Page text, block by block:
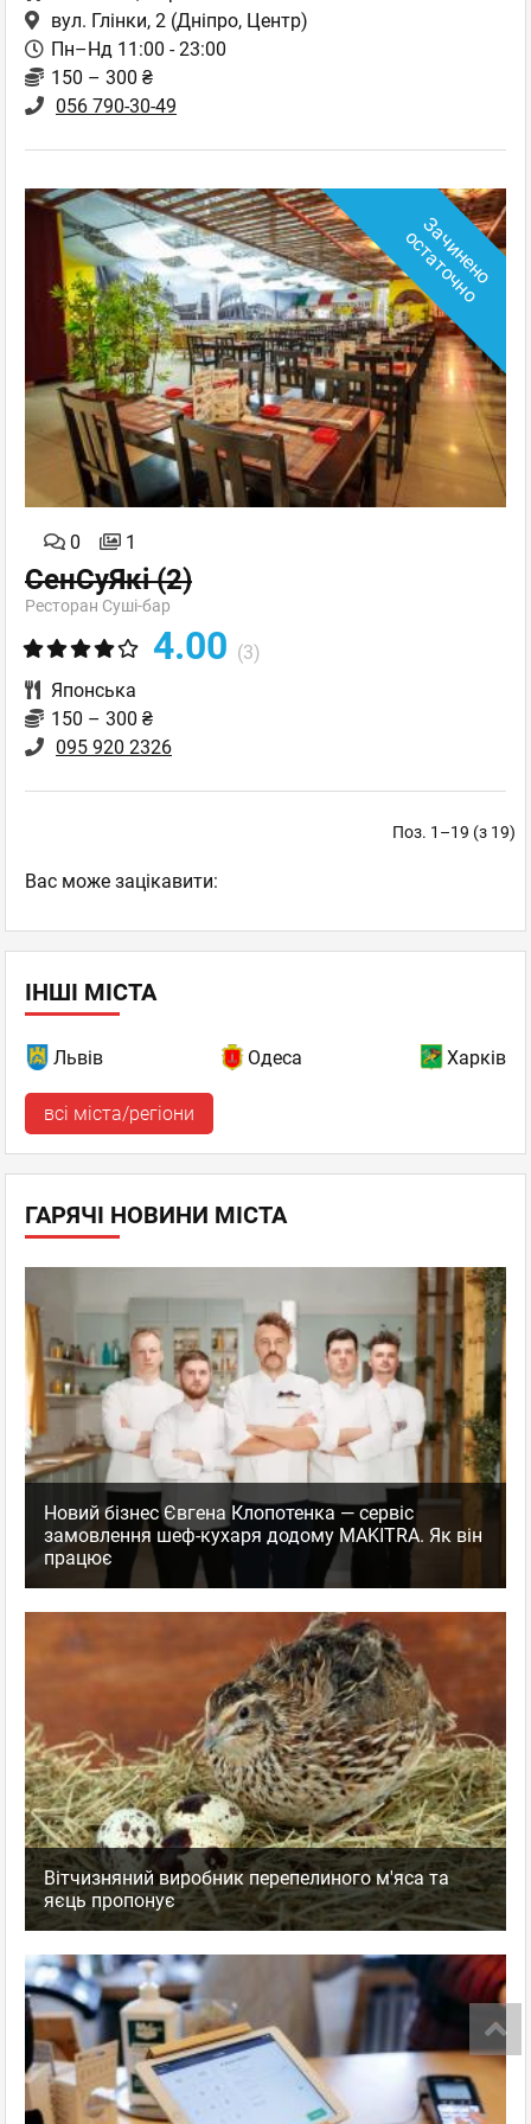
вул. Глінки, 2 (Дніпро, Центр)
Пн–Нд 11:00 - 23:00
150 – 300 ₴
056 790-30-49
0 1
З
а
ч
и
н
е
н
о
о
с
т
а
т
о
ч
н
о
СенСуЯкі(2)
Ресторан Суші-бар
4.00 (3)
Японська
150 – 300 ₴
095 920 2326
Поз. 1–19 (з 19)
Вас може зацікавити:
ІНШІ МІСТА
Львів Одеса Харків
всі міста/регіони
ГАРЯЧІ НОВИНИ МІСТА
Новий бізнес Євгена Клопотенка — сервіс
замовлення шеф-кухаря додому MAKITRA. Як він
працює
Вітчизняний виробник перепелиного м'яса та
яєць пропонує